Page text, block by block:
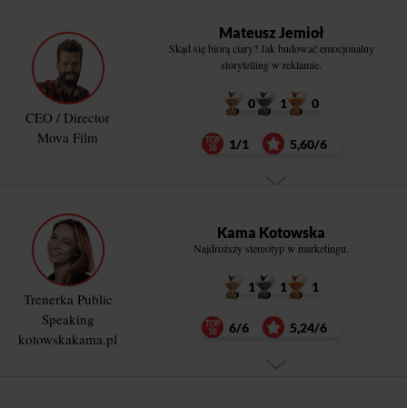
CEO / Director
Mova Film
Mateusz Jemioł
Skąd się biorą ciary? Jak budować emocjonalny
storytelling w reklamie.
0 1 0
1/1 5,60/6
Trenerka Public
Speaking
kotowskakama.pl
Kama Kotowska
Najdroższy stereotyp w marketingu.
1 1 1
6/6 5,24/6